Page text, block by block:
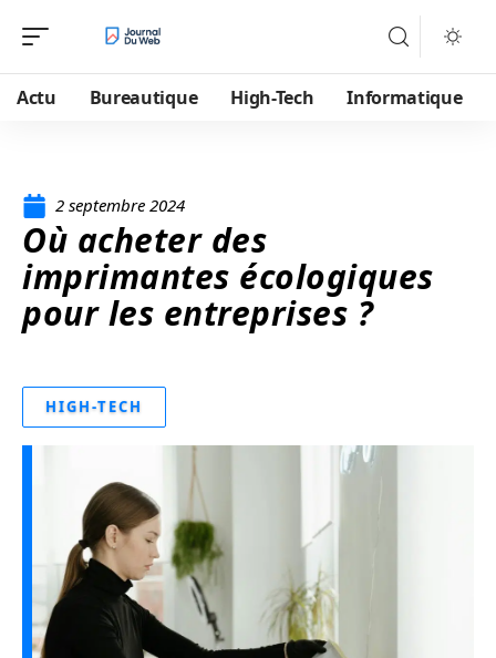
Actu Bureautique High-Tech Informatique
2 septembre 2024
Où acheter des
imprimantes écologiques
pour les entreprises ?
HIGH-TECH